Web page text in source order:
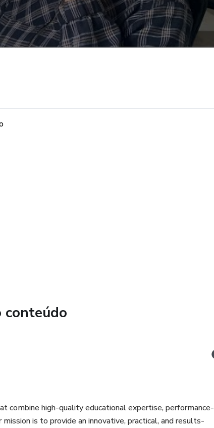
conteúdo
combine high-quality educational expertise, performance-
is to provide an innovative, practical, and results-